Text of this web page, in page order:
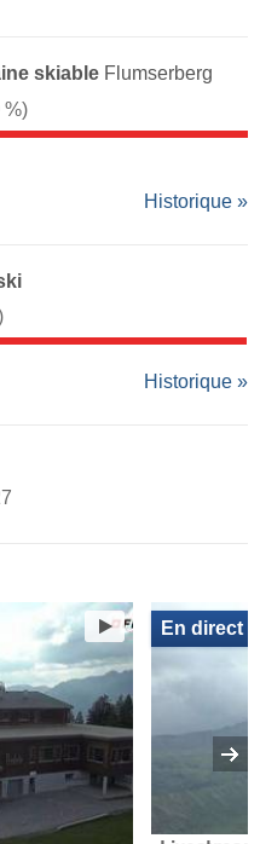
skiable Flumserberg
%)
Historique »
Historique »
En direct